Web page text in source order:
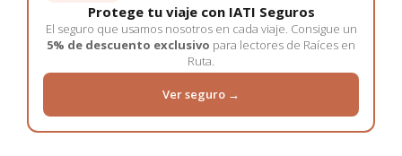
Protege tu viaje con IATI Seguros
El seguro que usamos nosotros en cada viaje. Consigue un
5% de descuento exclusivo para lectores de Raíces en
Ruta.
Ver seguro →